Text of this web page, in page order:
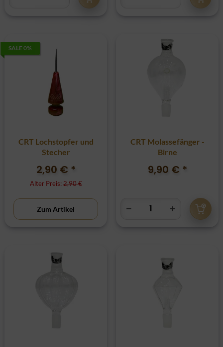
SALE 0%
CRT Lochstopfer und
Stecher
2,90 € *
Alter Preis:2,90 €
Zum Artikel
CRT Molassefänger -
Birne
9,90 € *